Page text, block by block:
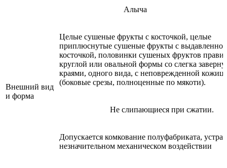
Алыча
Внешний вид
и форма
Целые сушеные фрукты с косточкой, целые
приплюснутые сушеные фрукты с выдавленной
косточкой, половинки сушеных фруктов
круглой или овальной формы со слегка
краями, одного вида, с неповрежденной
(боковые срезы, полноценные по мякоти).
Не слипающиеся при сжатии.
Допускается комкование полуфабриката,
незначительном механическом воздействии